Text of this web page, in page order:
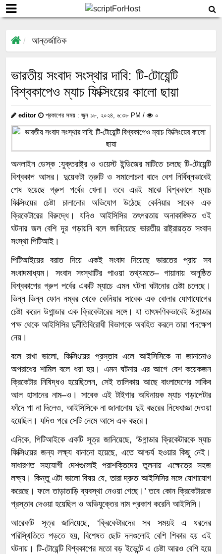
আন্তর্জাতিক
ভারতীয় সংবাদ সংস্থার দাবি: টি-টোয়েন্টি
বিশ্বকাপেও ম্যাচ ফিক্সিংয়ের কালো ছায়া
editor প্রকাশের সময় : জুন ১৮, ২০২৪, ৬:৩৮ PM / ০
অনলাইন ডেস্ক :যুক্তরাষ্ট্র ও ওয়েস্ট ইন্ডিজের মাটিতে চলছে টি-টোয়েন্টি
বিশ্বকাপ আসর। দুয়েকটা ত্রুটি ও সমালোচনা বাদে বেশ নির্বিঘ্নভাবেই
শেষ হয়েছে গ্রুপ পর্বের খেলা। তবে এরই মাঝে বিশ্বকাপে ম্যাচ
ফিক্সিংয়ের চেষ্টা চালানোর অভিযোগ উঠেছে কেনিয়ার সাবেক এক
ক্রিকেটারের বিরুদ্ধে। যদিও আইসিসির তৎপরতায় অনাকাঙ্ক্ষিত ওই
ঘটনার জল বেশি দূর গড়ায়নি বলে জানিয়েছে ভারতীয় রাষ্ট্রায়ত্ত সংবাদ
সংস্থা পিটিআই।
পিটিআইয়ের বরাত দিয়ে একই সংবাদ দিয়েছে ভারতের প্রায় সব
সংবাদমাধ্যম। সংবাদ সংস্থাটির পাওয়া তথ্যমতে– গায়ানায় অনুষ্ঠিত
বিশ্বকাপের গ্রুপ পর্বের একটি ম্যাচে এমন ঘটনা ঘটানোর চেষ্টা চলেছে।
ভিন্ন ভিন্ন ফোন নম্বর থেকে কেনিয়ার সাবেক এক বোলার যোগাযোগের
চেষ্টা করেন উগান্ডার এক ক্রিকেটারের সঙ্গে। যা তাৎক্ষণিকভাবেই উগান্ডার
পক্ষ থেকে আইসিসির দুর্নীতিবিরোধী বিভাগকে অবহিত করলে তারা পদক্ষেপ
নেয়।
বলে রাখা ভালো, ফিক্সিংয়ের প্রস্তাব এলে আইসিসিকে না জানানোও
অপরাধের শামিল বলে ধরা হয়। এমন ঘটনায় এর আগে বেশ কয়েকজন
ক্রিকেটার নিষিদ্ধও হয়েছিলেন, সেই তালিকায় আছে বাংলাদেশের সাকিব
আল হাসানের নাম–ও। সাবেক এই টাইগার অধিনায়ক ম্যাচ গড়াপেটার
ফাঁদে পা না দিলেও, আইসিসিকে না জানানোয় দুই বছরের নিষেধাজ্ঞা দেওয়া
হয়েছিল। যদিও পরে সেটি নেমে আসে এক বছরে।
এদিকে, পিটিআইকে একটি সূত্র জানিয়েছে, ‘উগান্ডার ক্রিকেটারকে ম্যাচ
ফিক্সিংয়ের জন্য লক্ষ্য বানানো হয়েছে, এতে আশ্চর্য হওয়ার কিছু নেই।
সাধারণত সহযোগী দেশগুলোই পরাশক্তিদের তুলনায় এক্ষেত্রে সহজ
লক্ষ্য। কিন্তু এটা ভালো বিষয় যে, তারা দ্রুত আইসিসির সঙ্গে যোগাযোগ
করেছে। ফলে তাড়াতাড়ি ব্যবস্থা নেওয়া গেছে।’ তবে কোন ক্রিকেটারকে
প্রস্তাব দেওয়া হয়েছিল ও অভিযুক্তের নাম প্রকাশ করেনি আইসিসি।
আরেকটি সূত্র জানিয়েছে, ‘ক্রিকেটারদের সব সময়ই এ ধরনের
পরিস্থিতিতে পড়তে হয়, বিশেষত ছোট দলগুলোই বেশি শিকার হয় এই
ঘটনায়। টি-টোয়েন্টি বিশ্বকাপের মতো বড় ইভেন্টে এ চেষ্টা আরও বেশি হয়ে